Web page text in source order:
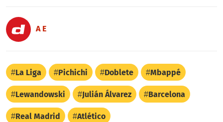
A E
La Liga Pichichi Doblete Mbappé
Lewandowski Julián Álvarez Barcelona
Real Madrid Atlético